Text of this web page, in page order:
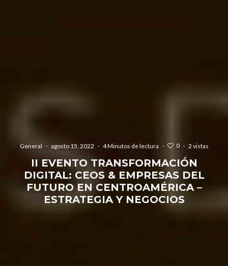
General · agosto 15, 2022 · 4 Minutos de lectura · 0 · 2 vistas
II EVENTO TRANSFORMACIÓN
DIGITAL: CEOS & EMPRESAS DEL
FUTURO EN CENTROAMÉRICA –
ESTRATEGIA Y NEGOCIOS